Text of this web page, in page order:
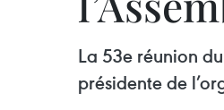
La 53e réunion
présidente de